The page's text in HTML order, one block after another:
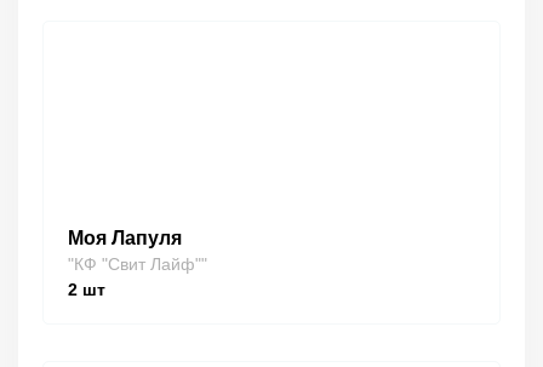
Моя Лапуля
"КФ "Свит Лайф""
2 шт